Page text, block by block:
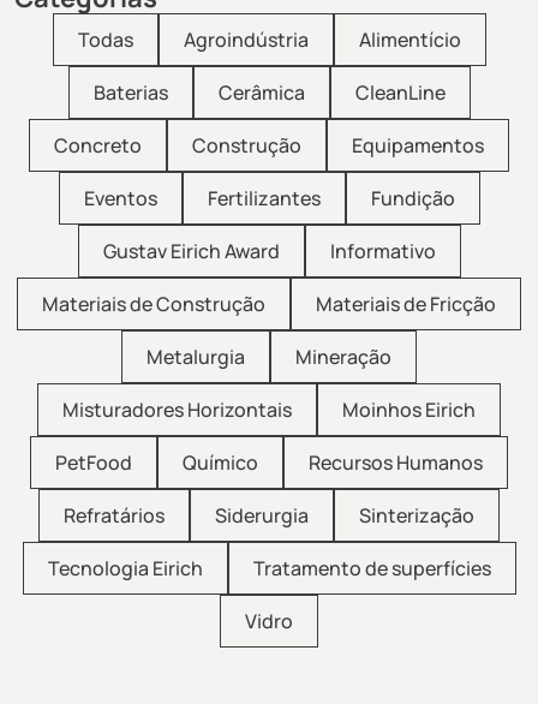
Todas Agroindústria
Alimentício
Baterias
Cerâmica
CleanLine
Concreto
Construção
Equipamentos
Eventos
Fertilizantes
Fundição
Gustav Eirich Award
Informativo
Materiais de Construção
Materiais de Fricção
Metalurgia
Mineração
Misturadores Horizontais
Moinhos Eirich
PetFood
Químico
Recursos Humanos
Refratários
Siderurgia
Sinterização
Tecnologia Eirich
Tratamento de superfícies
Vidro